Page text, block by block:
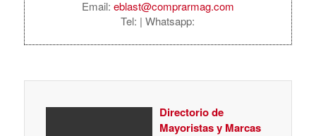
Email: eblast@comprarmag.com
Tel: | Whatsapp:
Directorio de
Mayoristas y Marcas